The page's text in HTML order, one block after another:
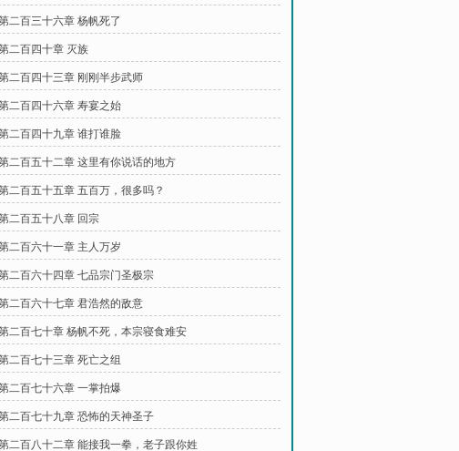
二百三十六章 杨帆死了
二百四十章 灭族
二百四十三章 刚刚半步武师
二百四十六章 寿宴之始
二百四十九章 谁打谁脸
二百五十二章 这里有你说话的地方
二百五十五章 五百万，很多吗？
二百五十八章 回宗
二百六十一章 主人万岁
二百六十四章 七品宗门圣极宗
二百六十七章 君浩然的敌意
二百七十章 杨帆不死，本宗寝食难安
二百七十三章 死亡之组
二百七十六章 一掌拍爆
二百七十九章 恐怖的天神圣子
二百八十二章 能接我一拳，老子跟你姓